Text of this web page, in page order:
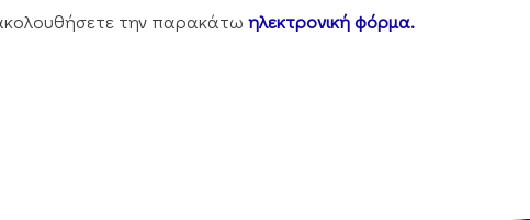
την παρακάτω ηλεκτρονική φόρμα.